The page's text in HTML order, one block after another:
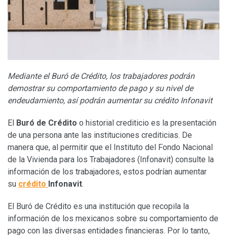
Mediante el Buró de Crédito, los trabajadores podrán
demostrar su comportamiento de pago y su nivel de
endeudamiento, así podrán aumentar su crédito Infonavit
El Buró de Crédito o historial crediticio es la presentación
de una persona ante las instituciones crediticias. De
manera que, al permitir que el Instituto del Fondo Nacional
de la Vivienda para los Trabajadores (Infonavit) consulte la
información de los trabajadores, estos podrían aumentar
su crédito Infonavit.
El Buró de Crédito es una institución que recopila la
información de los mexicanos sobre su comportamiento de
pago con las diversas entidades financieras. Por lo tanto,